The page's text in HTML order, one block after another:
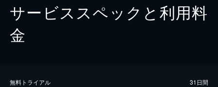
サービススペックと利用料
金
無料トライアル 31日間